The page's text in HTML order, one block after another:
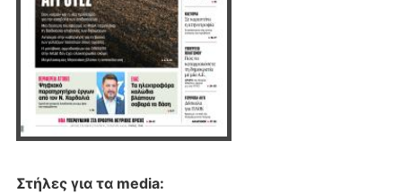
Στήλες για τα media: